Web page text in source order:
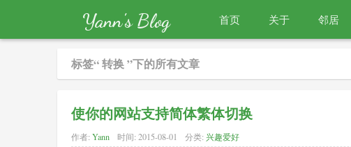
Yann's Blog 首页 关于 邻居
标签“ 转换 ”下的所有文章
使你的网站支持简体繁体切换
作者: Yann 时间: 2015-08-01 分类: 兴趣爱好